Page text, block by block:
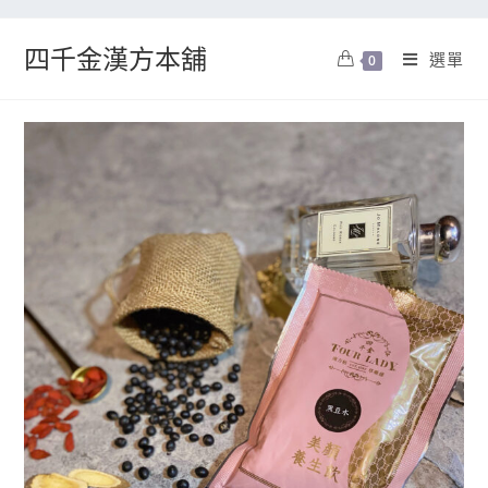
四千金漢方本舖 0 選單